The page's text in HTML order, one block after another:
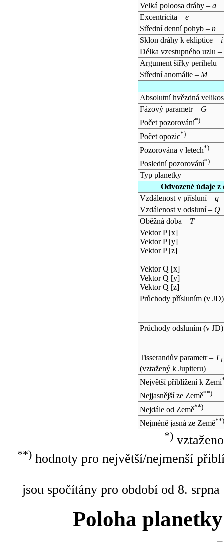
Velká poloosa dráhy – a
Excentricita – e
Střední denní pohyb – n
Sklon dráhy k ekliptice – i
Délka vzestupného uzlu –
Argument šířky perihelu
Střední anomálie – M
Absolutní hvězdná
Fázový parametr – G
Počet pozorování*)
Počet opozic*)
Pozorována v letech*)
Poslední pozorování*)
Typ planetky
Odvozené údaje
Vzdálenost v přísluní – q
Vzdálenost v odsluní – Q
Oběžná doba – T
Vektor P [x]
Vektor P [y]
Vektor P [z]
Vektor Q [x]
Vektor Q [y]
Vektor Q [z]
Průchody přísluním (v JD)
Průchody odsluním (v JD)
Tisserandův parametr – TJ
(vztažený k Jupiteru)
Největší přiblížení k Zemi
Nejjasnější ze Země**)
Nejdále od Země**)
Nejméně jasná ze Země**)
*)
**)hodnoty pro největší/nejmenší
jsou spočítány pro období od 8.
Poloha